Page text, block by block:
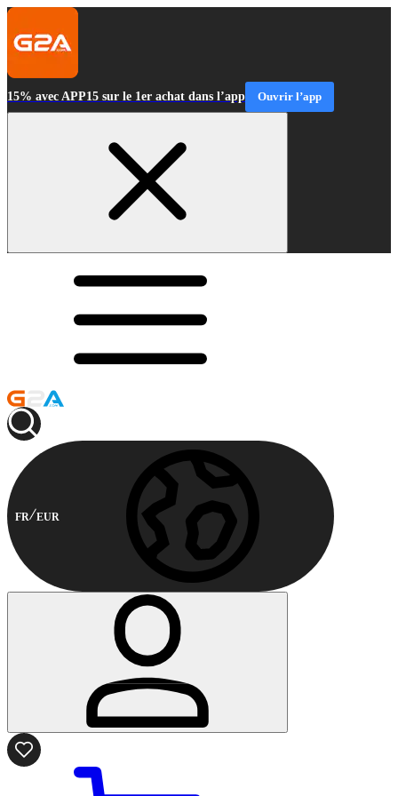
15% avec APP15 sur le 1er achat dans l’app Ouvrir l’app
FR EUR